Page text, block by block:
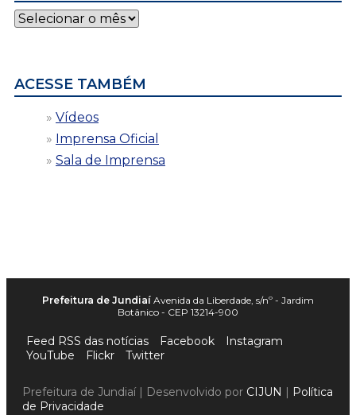
Notícias
por
ACESSE TAMBÉM
Vídeos
Imprensa Oficial
Sala de Imprensa
Prefeitura de Jundiaí Avenida da Liberdade, s/nº - Jardim
Botânico - CEP 13214-900
Feed RSS das notícias Facebook
Instagram
YouTube
Flickr Twitter
Prefeitura de Jundiaí | Desenvolvido por CIJUN
Política
de Privacidade